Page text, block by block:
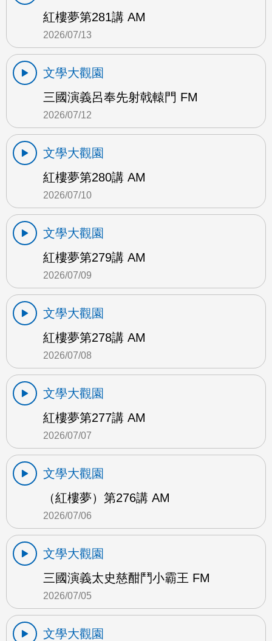
紅樓夢第281講 AM
2026/07/13
文學大觀園
三國演義呂奉先射戟轅門 FM
2026/07/12
文學大觀園
紅樓夢第280講 AM
2026/07/10
文學大觀園
紅樓夢第279講 AM
2026/07/09
文學大觀園
紅樓夢第278講 AM
2026/07/08
文學大觀園
紅樓夢第277講 AM
2026/07/07
文學大觀園
（紅樓夢）第276講 AM
2026/07/06
文學大觀園
三國演義太史慈酣鬥小霸王 FM
2026/07/05
文學大觀園